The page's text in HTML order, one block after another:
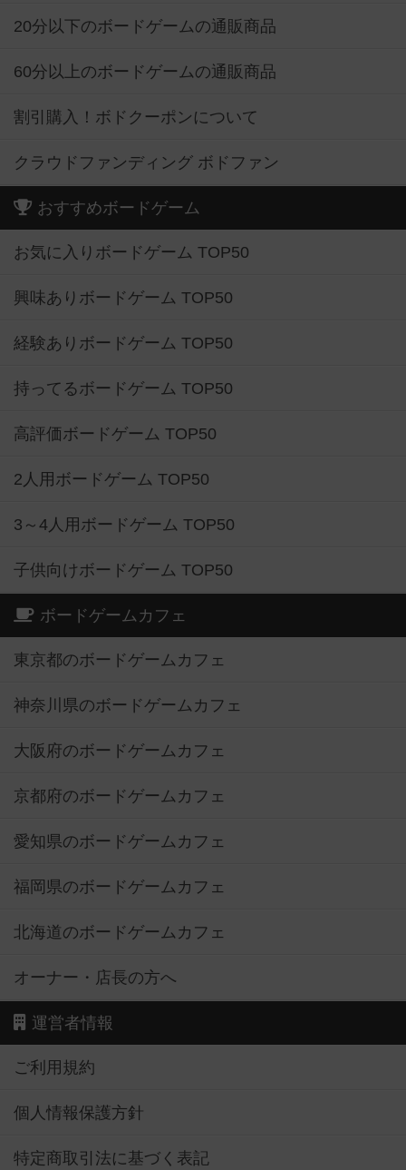
20分以下のボードゲームの通販商品
60分以上のボードゲームの通販商品
割引購入！ボドクーポンについて
クラウドファンディング ボドファン
おすすめボードゲーム
お気に入りボードゲーム TOP50
興味ありボードゲーム TOP50
経験ありボードゲーム TOP50
持ってるボードゲーム TOP50
高評価ボードゲーム TOP50
2人用ボードゲーム TOP50
3～4人用ボードゲーム TOP50
子供向けボードゲーム TOP50
ボードゲームカフェ
東京都のボードゲームカフェ
神奈川県のボードゲームカフェ
大阪府のボードゲームカフェ
京都府のボードゲームカフェ
愛知県のボードゲームカフェ
福岡県のボードゲームカフェ
北海道のボードゲームカフェ
オーナー・店長の方へ
運営者情報
ご利用規約
個人情報保護方針
特定商取引法に基づく表記